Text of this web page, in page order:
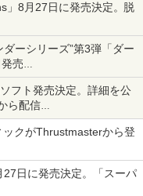
げ・新品・未開封
ンターワイルズ PS5 ソ
】 ※特典なし ※セー
及び製品保証の対象外
バイオハザード RE:4
古】 22606R69
/ Steam Deck LCD
ト ガラスフィルム 強
保護フィルム 光沢 全
散防止 Valve スチーム
定配送BOX】【楽天ブ
典+先着特典】劇場版
城編 第一章 猗窩座再
)【Blu-ray】(かるた
」8月27日に発売決定。脱
ルが実施
ーシリーズ”第3弾「ダー
売
した超大型チーズバーガー
フト発売決定。詳細を公
ら配信
ックがThrustmasterから登
予約受付も開始
27日に発売決定。「スーパ